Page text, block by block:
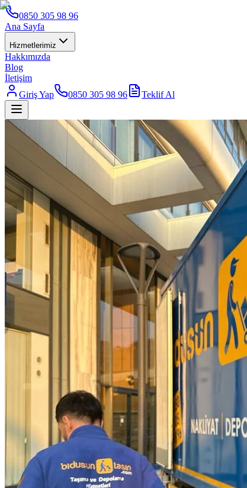
0850 305 98 96
Ana Sayfa
Hizmetlerimiz
Hakkımızda
Blog
İletişim
Giriş Yap
0850 305 98 96 Teklif Al